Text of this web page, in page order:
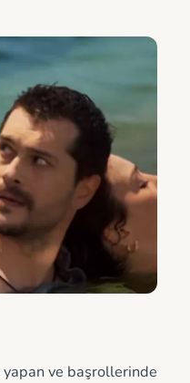
yapan ve başrollerinde